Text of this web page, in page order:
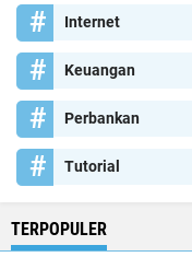
Internet
Keuangan
Perbankan
Tutorial
TERPOPULER